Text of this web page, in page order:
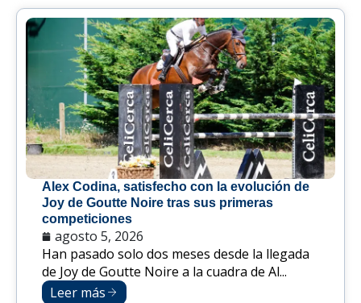
Alex Codina, satisfecho con la evolución de
Joy de Goutte Noire tras sus primeras
competiciones
agosto 5, 2026
Han pasado solo dos meses desde la llegada
de Joy de Goutte Noire a la cuadra de Al...
Leer más